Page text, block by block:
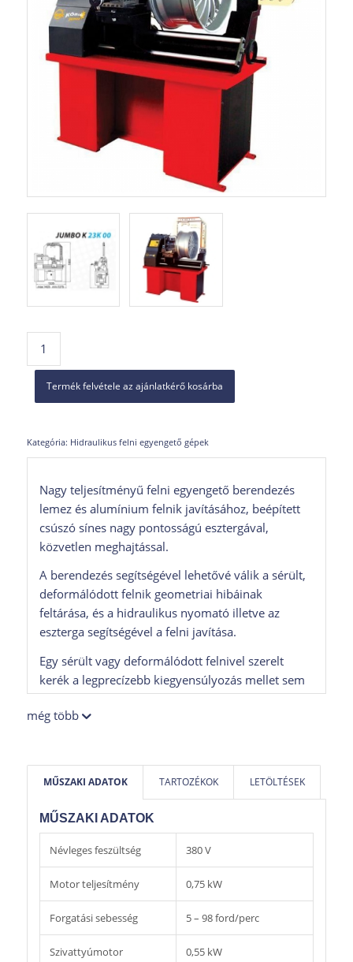
Termék felvétele az ajánlatkérő kosárba
Kategória: Hidraulikus felni egyengető gépek
Nagy teljesítményű felni egyengető berendezés
lemez és alumínium felnik javításához, beépített
csúszó sínes nagy pontosságú esztergával,
közvetlen meghajtással.
A berendezés segítségével lehetővé válik a sérült,
deformálódott felnik geometriai hibáinak
feltárása, és a hidraulikus nyomató illetve az
eszterga segítségével a felni javítása.
Egy sérült vagy deformálódott felnivel szerelt
kerék a legprecízebb kiegyensúlyozás mellet sem
fog egyenletesen, ütés mentesen futni. A tökéletes
javításhoz nélkülözhetetlen a felni egyengető
A robusztus, masszív konstrukció és a nagy
teljesítményű hidraulika garantálja a megbízható
működést és hosszú élettartamot extrém
A Jumbo K típus teljes hídkészletet tartalmaz, a
Jumbo berendezéshez opcionálisan rendelhető.
még több
MŰSZAKI ADATOK TARTOZÉKOK LETÖLTÉSEK
MŰSZAKI ADATOK
Névleges feszültség 380 V
Motor teljesítmény 0,75 kW
Forgatási sebesség 5 – 98 ford/perc
Szivattyúmotor
0,55 kW